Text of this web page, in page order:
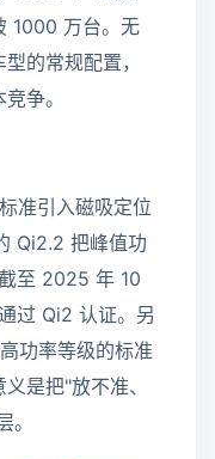
1000 万台。无
的常规配置，
争。
准引入磁吸定位
Qi2.2 把峰值功
至 2025 年 10
过 Qi2 认证。另
功率等级的标准
是把"放不准、